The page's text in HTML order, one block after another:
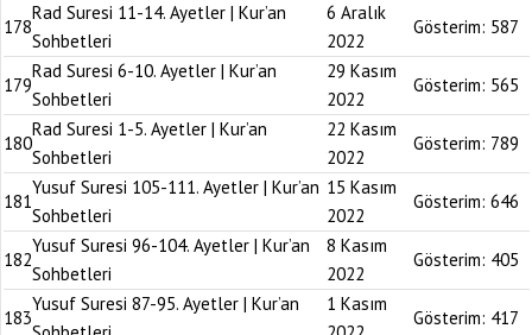
178
Rad Suresi 11-14. Ayetler | Kur’an
Sohbetleri
6 Aralık
2022
Gösterim: 587
179
Rad Suresi 6-10. Ayetler | Kur’an
Sohbetleri
29 Kasım
2022
Gösterim: 565
180
Rad Suresi 1-5. Ayetler | Kur’an
Sohbetleri
22 Kasım
2022
Gösterim: 789
181
Yusuf Suresi 105-111. Ayetler | Kur’an
Sohbetleri
15 Kasım
2022
Gösterim: 646
182
Yusuf Suresi 96-104. Ayetler | Kur’an
Sohbetleri
8 Kasım
2022
Gösterim: 405
183
Yusuf Suresi 87-95. Ayetler | Kur’an
1 Kasım
Gösterim: 417